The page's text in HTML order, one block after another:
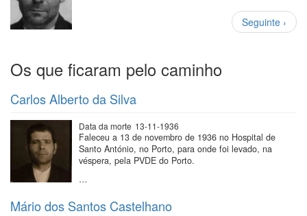
Paginação
Próxima
página
Seguinte ›
Os que ficaram pelo caminho
Carlos Alberto da Silva
Data da morte 13-11-1936
Faleceu a 13 de novembro de 1936 no Hospital de
Santo António, no Porto, para onde foi levado, na
véspera, pela PVDE do Porto.
…
Mário dos Santos Castelhano